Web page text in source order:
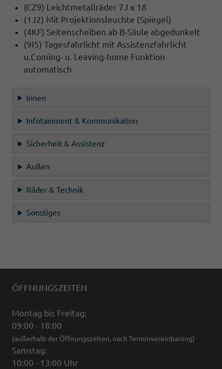
(CZ9) Leichtmetallräder 7J x 18
(1J2) Mit Projektionsleuchte (Spiegel)
(4KF) Seitenscheiben ab B-Säule abgedunkelt
(9I5) Tagesfahrlicht mit Assistenzfahrlicht
u.Coming- u. Leaving-home Funktion
automatisch
Innen
Infotainment & Kommunikation
Sicherheit & Assistenz
Außen
Räder & Technik
Sonstiges
ÖFFNUNGSZEITEN
Montag bis Freitag:
09:00 - 18:00
(außerhalb der Öffnungszeiten, nach Terminvereinbarung)
Samstag:
10:00 - 13:00 Uhr